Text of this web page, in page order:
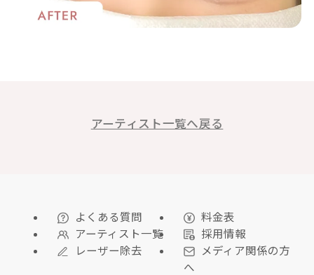
アーティスト一覧へ戻る
よくある質問
料金表
アーティスト一覧
採用情報
レーザー除去
メディア関係の方
へ